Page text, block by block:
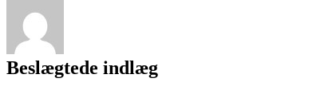
Beslægtede indlæg